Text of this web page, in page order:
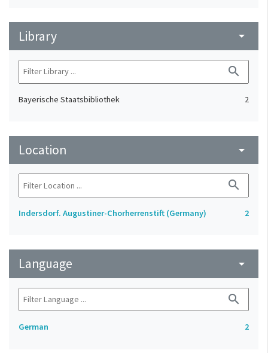
Library arrow_drop_down
search
Bayerische Staatsbibliothek 2
Location arrow_drop_down
search
Indersdorf. Augustiner-Chorherrenstift (Germany) 2
Language arrow_drop_down
search
German 2